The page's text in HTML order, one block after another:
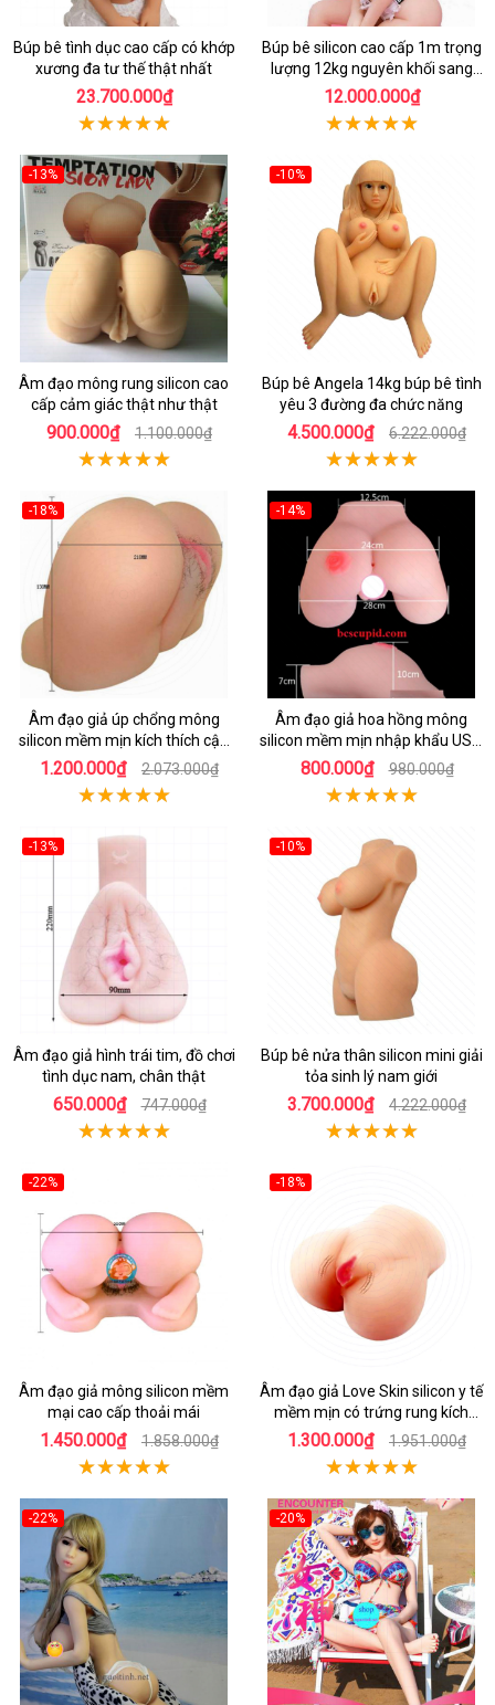
Búp bê tình dục cao cấp có khớp
xương đa tư thế thật nhất
23.700.000₫
Búp bê silicon cao cấp 1m trọng
lượng 12kg nguyên khối sang
trọng
12.000.000₫
-13%
Âm đạo mông rung silicon cao
cấp cảm giác thật như thật
900.000₫ 1.100.000₫
-10%
Búp bê Angela 14kg búp bê tình
yêu 3 đường đa chức năng
4.500.000₫ 6.222.000₫
-18%
Âm đạo giả úp chổng mông
silicon mềm mịn kích thích cậu
nhỏ cực đỉnh
1.200.000₫ 2.073.000₫
-14%
Âm đạo giả hoa hồng mông
silicon mềm mịn nhập khẩu USA
cao cấp
800.000₫ 980.000₫
-13%
Âm đạo giả hình trái tim, đồ chơi
tình dục nam, chân thật
650.000₫ 747.000₫
-10%
Búp bê nửa thân silicon mini giải
tỏa sinh lý nam giới
3.700.000₫ 4.222.000₫
-22%
Âm đạo giả mông silicon mềm
mại cao cấp thoải mái
1.450.000₫ 1.858.000₫
-18%
Âm đạo giả Love Skin silicon y tế
mềm mịn có trứng rung kích
thích
1.300.000₫ 1.951.000₫
-22% -20%